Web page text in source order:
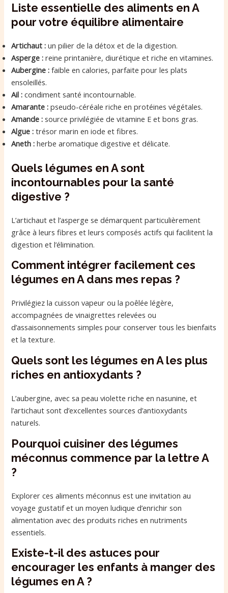
Liste essentielle des aliments en A
pour votre équilibre alimentaire
Artichaut : un pilier de la détox et de la digestion.
Asperge : reine printanière, diurétique et riche en vitamines.
Aubergine : faible en calories, parfaite pour les plats
ensoleillés.
Ail : condiment santé incontournable.
Amarante : pseudo-céréale riche en protéines végétales.
Amande : source privilégiée de vitamine E et bons gras.
Algue : trésor marin en iode et fibres.
Aneth : herbe aromatique digestive et délicate.
Quels légumes en A sont
incontournables pour la santé
digestive ?
L’artichaut et l’asperge se démarquent particulièrement
grâce à leurs fibres et leurs composés actifs qui facilitent la
digestion et l’élimination.
Comment intégrer facilement ces
légumes en A dans mes repas ?
Privilégiez la cuisson vapeur ou la poêlée légère,
accompagnées de vinaigrettes relevées ou
d’assaisonnements simples pour conserver tous les bienfaits
et la texture.
Quels sont les légumes en A les plus
riches en antioxydants ?
L’aubergine, avec sa peau violette riche en nasunine, et
l’artichaut sont d’excellentes sources d’antioxydants
naturels.
Pourquoi cuisiner des légumes
méconnus commence par la lettre A
?
Explorer ces aliments méconnus est une invitation au
voyage gustatif et un moyen ludique d’enrichir son
alimentation avec des produits riches en nutriments
essentiels.
Existe-t-il des astuces pour
encourager les enfants à manger des
légumes en A ?